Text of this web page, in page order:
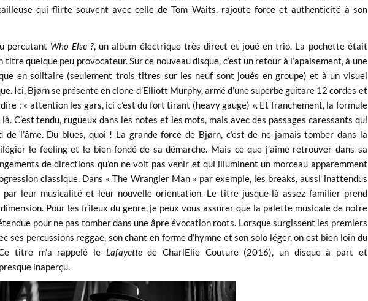
qui flirte souvent avec celle de Tom Waits, rajoute force et authenticité à son
percutant Who Else ?, un album électrique très direct et joué en trio. La pochette était
quelque peu provocateur. Sur ce nouveau disque, c’est un retour à l’apaisement, à une
en solitaire (seulement trois titres sur les neuf sont joués en groupe) et à un visuel
Ici, Bjørn se présente en clone d’Elliott Murphy, armé d’une superbe guitare 12 cordes et
: « attention les gars, ici c’est du fort tirant (heavy gauge) ». Et franchement, la formule
là. C’est tendu, rugueux dans les notes et les mots, mais avec des passages caressants qui
de l’âme. Du blues, quoi ! La grande force de Bjørn, c’est de ne jamais tomber dans la
le feeling et le bien-fondé de sa démarche. Mais ce que j’aime retrouver dans sa
de directions qu’on ne voit pas venir et qui illuminent un morceau apparemment
classique. Dans « The Wrangler Man » par exemple, les breaks, aussi inattendus
par leur musicalité et leur nouvelle orientation. Le titre jusque-là assez familier prend
Pour les frileux du genre, je peux vous assurer que la palette musicale de notre
pour ne pas tomber dans une âpre évocation roots. Lorsque surgissent les premiers
ses percussions reggae, son chant en forme d’hymne et son solo léger, on est bien loin du
titre m’a rappelé le Lafayettede CharlElie Couture (2016), un disque à part et
inaperçu.